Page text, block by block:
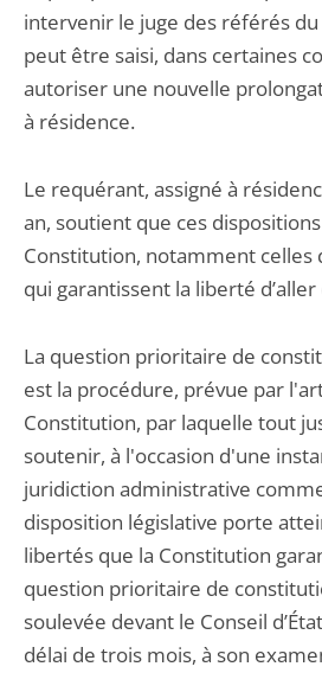
intervenir le juge des référés du
peut être saisi, dans certaines
autoriser une nouvelle
à résidence.
Le requérant, assigné à
an, soutient que ces
Constitution, notamment celles
qui garantissent la liberté
La question prioritaire de
est la procédure, prévue par
Constitution, par laquelle tout
soutenir, à l'occasion d'une
juridiction administrative
disposition législative porte
libertés que la Constitution
question prioritaire de
soulevée devant le Conseil
délai de trois mois, à son